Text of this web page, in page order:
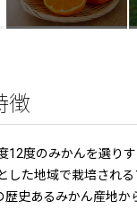
徴
12度のみかんを選り
した地域で栽培される
史あるみかん産地か